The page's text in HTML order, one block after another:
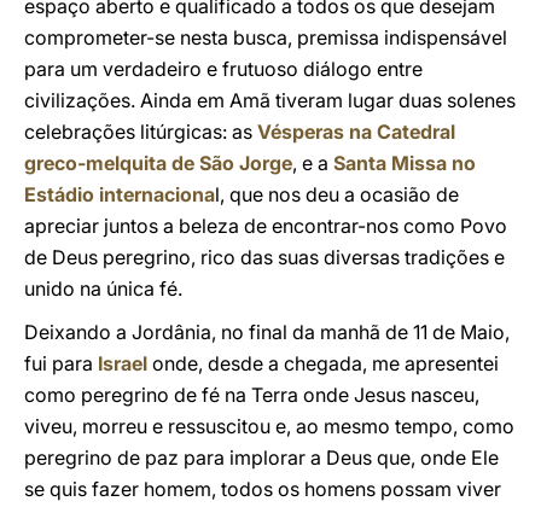
espaço aberto e qualificado a todos os que desejam
comprometer-se nesta busca, premissa indispensável
para um verdadeiro e frutuoso diálogo entre
civilizações. Ainda em Amã tiveram lugar duas solenes
celebrações litúrgicas: as Vésperas na Catedral
greco-melquita de São Jorge, e a Santa Missa no
Estádio internacional, que nos deu a ocasião de
apreciar juntos a beleza de encontrar-nos como Povo
de Deus peregrino, rico das suas diversas tradições e
unido na única fé.
Deixando a Jordânia, no final da manhã de 11 de Maio,
fui para Israel onde, desde a chegada, me apresentei
como peregrino de fé na Terra onde Jesus nasceu,
viveu, morreu e ressuscitou e, ao mesmo tempo, como
peregrino de paz para implorar a Deus que, onde Ele
se quis fazer homem, todos os homens possam viver